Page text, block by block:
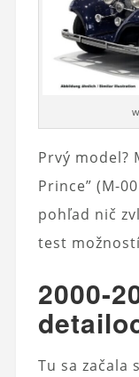
Prvý model?
Prince” (M-
pohľad nič
test
2000-
Tu sa začala